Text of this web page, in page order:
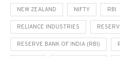
NEW ZEALAND NIFTY RBI
RELIANCE INDUSTRIES
RESERVE BANK OF INDIA (RBI)